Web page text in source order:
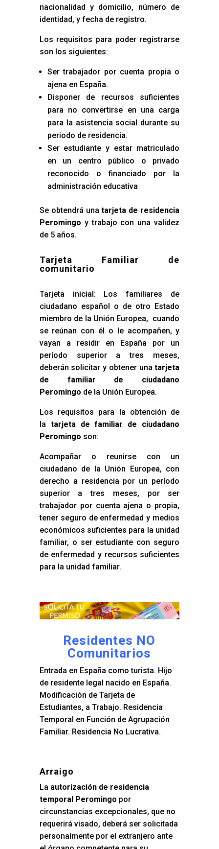
nacionalidad y domicilio, número de
identidad, y fecha de registro.
Los requisitos para poder registrarse
son los siguientes:
Ser trabajador por cuenta propia o
ajena en España.
Disponer de recursos suficientes
para no convertirse en una carga
para la asistencia social durante su
periodo de residencia.
Ser estudiante y estar matriculado
en un centro público o privado
reconocido o financiado por la
administración educativa
Se obtendrá unatarjeta de residencia
Peromingo y trabajo con una validez
de 5 años.
Tarjeta Familiar de
comunitario
Tarjeta inicial: Los familiares de
ciudadano español o de otro Estado
miembro de la Unión Europea, cuando
se reúnan con él o le acompañen, y
vayan a residir en España por un
período superior a tres meses,
deberán solicitar y obtener unatarjeta
de familiar de ciudadano
Peromingo de la Unión Europea.
Los requisitos para la obtención de
la tarjeta de familiar de ciudadano
Peromingo son:
Acompañar o reunirse con un
ciudadano de la Unión Europea, con
derecho a residencia por un período
superior a tres meses, por ser
trabajador por cuenta ajena o propia,
tener seguro de enfermedad y medios
económicos suficientes para la unidad
familiar, o ser estudiante con seguro
de enfermedad y recursos suficientes
para la unidad familiar.
Residentes NO
Comunitarios
Entrada en España como turista. Hijo
de residente legal nacido en España.
Modificación de Tarjeta de
Estudiantes, a Trabajo. Residencia
Temporal en Función de Agrupación
Familiar. Residencia No Lucrativa.
Arraigo
La autorización de residencia
temporal Peromingo por
circunstancias excepcionales, que no
requerirá visado, deberá ser solicitada
personalmente por el extranjero ante